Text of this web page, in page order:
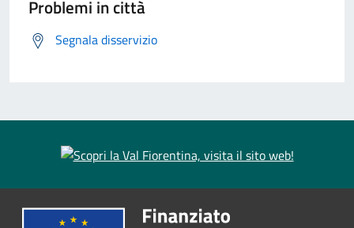
Problemi in città
Segnala disservizio